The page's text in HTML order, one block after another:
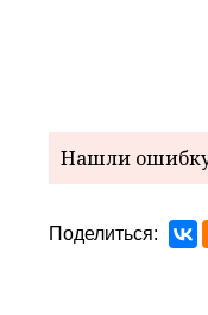
Нашли ошибку
Поделиться: